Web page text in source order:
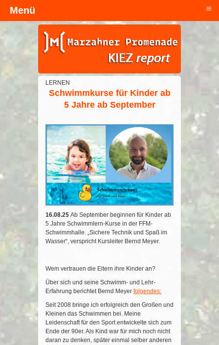
Kopfzeile
LERNEN
Schwimmkurse für Kinder ab
5 Jahre ab September
16.08.25 Ab September beginnen für Kinder ab
5 Jahre Schwimmlern-Kurse in der FFM-
Schwimmhalle. „Sichere Technik und Spaß im
Wasser“, verspricht Kursleiter Bernd Meyer.
Wem vertrauen die Eltern ihre Kinder an?
Über sich und seine Schwimm- und Lehr-
Erfahrung berichtet Bernd Meyer folgendes:
Seit 2008 bringe ich erfolgreich den Großen und
Kleinen das Schwimmen bei. Meine
Leidenschaft für den Sport entwickelte sich zum
Ende der 90er. Als Kind war für mich noch nicht
daran zu denken, später einmal selber anderen
Menü ≡